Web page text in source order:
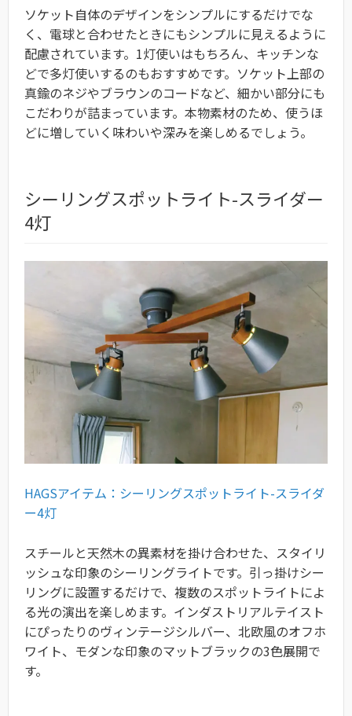
ソケット自体のデザインをシンプルにするだけでな
く、電球と合わせたときにもシンプルに見えるように
配慮されています。1灯使いはもちろん、キッチンな
どで多灯使いするのもおすすめです。 ソケット上部の
真鍮のネジやブラウンのコードなど、細かい部分にも
こだわりが詰まっています。本物素材のため、使うほ
どに増していく味わいや深みを楽しめるでしょう。
シーリングスポットライト-スライダー
4灯
HAGSアイテム：シーリングスポットライト-スライダ
ー4灯
スチールと天然木の異素材を掛け合わせた、スタイリ
ッシュな印象のシーリングライトです。引っ掛けシー
リングに設置するだけで、複数のスポットライトによ
る光の演出を楽しめます。インダストリアルテイスト
にぴったりのヴィンテージシルバー、北欧風のオフホ
ワイト、モダンな印象のマットブラックの3色展開で
す。